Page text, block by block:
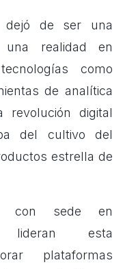
dejó de ser una
realidad en
como
de analítica
revolución digital
del cultivo del
estrella de
con sede en
lideran esta
plataformas